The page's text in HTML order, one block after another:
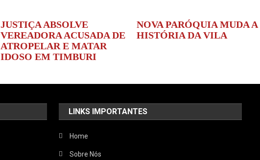
JUSTIÇA ABSOLVE
VEREADORA ACUSADA DE
ATROPELAR E MATAR
IDOSO EM TIMBURI
NOVA PARÓQUIA MUDA A
HISTÓRIA DA VILA
LINKS IMPORTANTES
Home
Sobre Nós